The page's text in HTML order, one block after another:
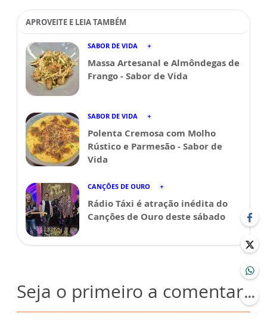
APROVEITE E LEIA TAMBÉM
SABOR DE VIDA
Massa Artesanal e Almôndegas de
Frango - Sabor de Vida
SABOR DE VIDA
Polenta Cremosa com Molho
Rústico e Parmesão - Sabor de
Vida
CANÇÕES DE OURO
Rádio Táxi é atração inédita do
Canções de Ouro deste sábado
Seja o primeiro a comentar